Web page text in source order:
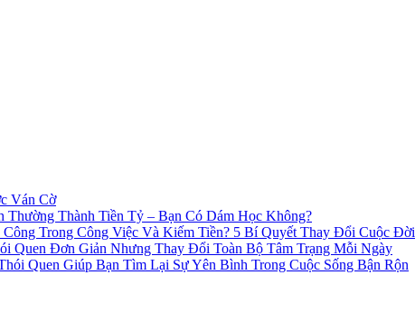
Ván Cờ
Thành Tiền Tỷ – Bạn Có Dám Học Không?
Trong Công Việc Và Kiếm Tiền? 5 Bí Quyết Thay Đổi Cuộc Đời
Quen Đơn Giản Nhưng Thay Đổi Toàn Bộ Tâm Trạng Mỗi Ngày
Quen Giúp Bạn Tìm Lại Sự Yên Bình Trong Cuộc Sống Bận Rộn